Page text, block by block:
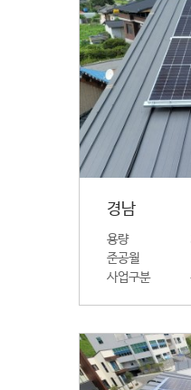
경남
용량
준공월
사업구분